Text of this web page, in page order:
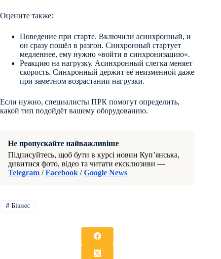
Оцените также:
Поведение при старте. Включили асинхронный, и
он сразу пошёл в разгон. Синхронный стартует
медленнее, ему нужно «войти в синхронизацию».
Реакцию на нагрузку. Асинхронный слегка меняет
скорость. Синхронный держит её неизменной даже
при заметном возрастании нагрузки.
Если нужно, специалисты ПРК помогут определить,
какой тип подойдёт вашему оборудованию.
Не пропускайте найважливіше
Підписуйтесь, щоб бути в курсі новин Куп’янська,
дивитися фото, відео та читати ексклюзиви —
Telegram /Facebook /Google News
#Бізнес